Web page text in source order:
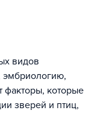
видов
эмбриологию,
факторы, которые
зверей и птиц,